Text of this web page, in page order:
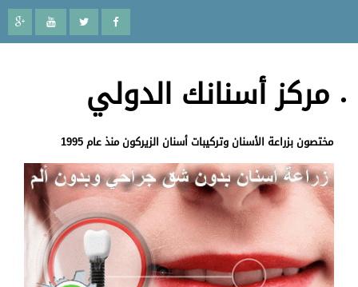
مركز أسنانك الدولي
مختصون بزراعة الأسنان وتركيبات أسنان الزيركون منذ عام 1995